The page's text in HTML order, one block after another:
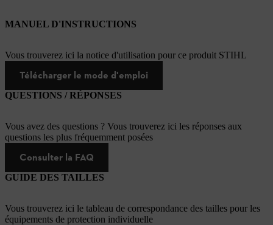
MANUEL D'INSTRUCTIONS
Vous trouverez ici la notice d'utilisation pour ce produit STIHL
Télécharger le mode d'emploi
QUESTIONS / RÉPONSES
Vous avez des questions ? Vous trouverez ici les réponses aux
questions les plus fréquemment posées
Consulter la FAQ
GUIDE DES TAILLES
Vous trouverez ici le tableau de correspondance des tailles pour les
équipements de protection individuelle